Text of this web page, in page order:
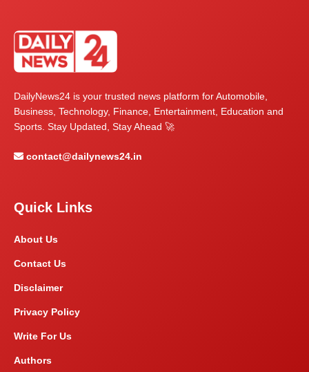
DailyNews24 is your trusted news platform for Automobile,
Business, Technology, Finance, Entertainment, Education and
Sports. Stay Updated, Stay Ahead 🚀
contact@dailynews24.in
Quick Links
About Us
Contact Us
Disclaimer
Privacy Policy
Write For Us
Authors